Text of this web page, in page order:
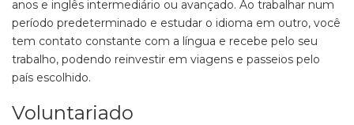
anos e inglês intermediário ou avançado. Ao trabalhar num
período predeterminado e estudar o idioma em outro, você
tem contato constante com a língua e recebe pelo seu
trabalho, podendo reinvestir em viagens e passeios pelo
país escolhido.
Voluntariado